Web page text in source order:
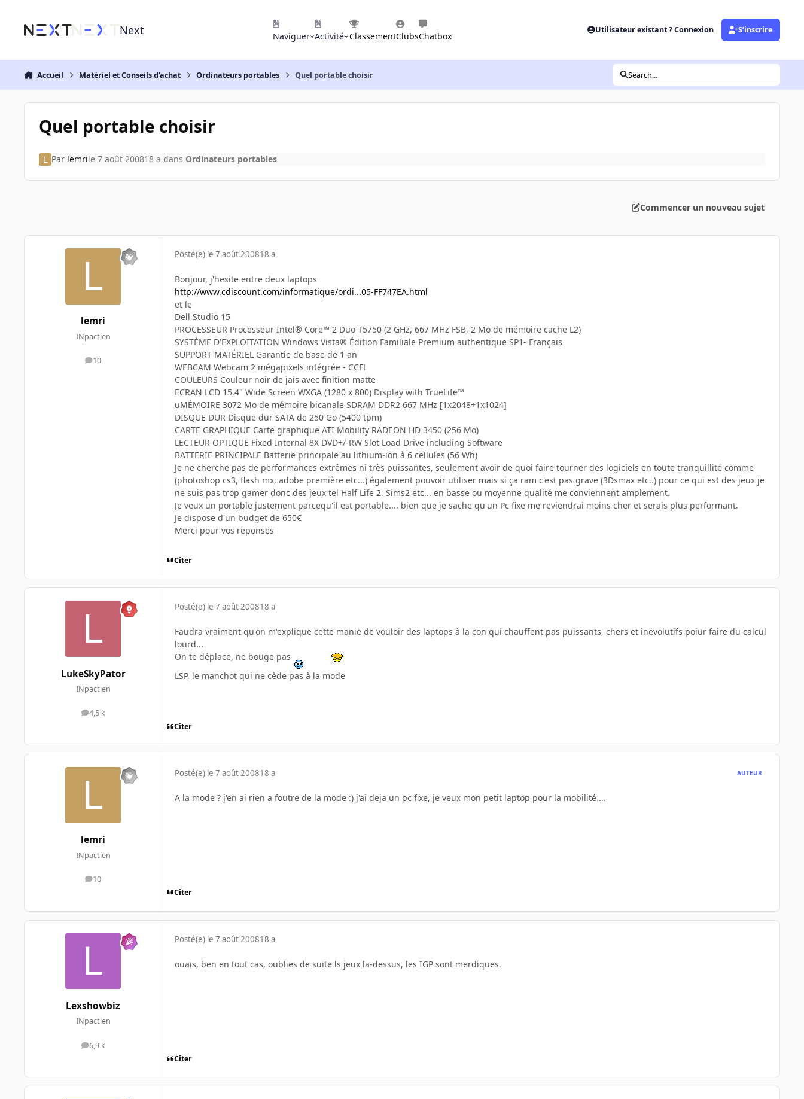
Next Naviguer Activité ClassementClubsChatbox
Utilisateur existant ? Connexion S’inscrire
Accueil Matériel et Conseils d'achat Ordinateurs portables Quel portable choisir Search...
Quel portable choisir
Par lemrile 7 août 200818 a dans Ordinateurs portables
Commencer un nouveau sujet
lemri
INpactien
10
messages
Posté(e) le 7 août 200818 a
Bonjour, j'hesite entre deux laptops
http://www.cdiscount.com/informatique/ordi...05-FF747EA.html
et le
Dell Studio 15
PROCESSEUR Processeur Intel® Core™ 2 Duo T5750 (2 GHz, 667 MHz FSB, 2 Mo de mémoire cache L2)
SYSTÈME D'EXPLOITATION Windows Vista® Édition Familiale Premium authentique SP1- Français
SUPPORT MATÉRIEL Garantie de base de 1 an
WEBCAM Webcam 2 mégapixels intégrée - CCFL
COULEURS Couleur noir de jais avec finition matte
ECRAN LCD 15.4" Wide Screen WXGA (1280 x 800) Display with TrueLife™
uMÉMOIRE 3072 Mo de mémoire bicanale SDRAM DDR2 667 MHz [1x2048+1x1024]
DISQUE DUR Disque dur SATA de 250 Go (5400 tpm)
CARTE GRAPHIQUE Carte graphique ATI Mobility RADEON HD 3450 (256 Mo)
LECTEUR OPTIQUE Fixed Internal 8X DVD+/-RW Slot Load Drive including Software
BATTERIE PRINCIPALE Batterie principale au lithium-ion à 6 cellules (56 Wh)
Je ne cherche pas de performances extrêmes ni très puissantes, seulement avoir de quoi faire tourner des logiciels en toute tranquillité comme
(photoshop cs3, flash mx, adobe première etc...) également pouvoir utiliser mais si ça ram c'est pas grave (3Dsmax etc..) pour ce qui est des jeux je
ne suis pas trop gamer donc des jeux tel Half Life 2, Sims2 etc... en basse ou moyenne qualité me conviennent amplement.
Je veux un portable justement parcequ'il est portable.... bien que je sache qu'un Pc fixe me reviendrai moins cher et serais plus performant.
Je dispose d'un budget de 650€
Merci pour vos reponses
Citer
LukeSkyPator
INpactien
4,5 k
messages
Posté(e) le 7 août 200818 a
Faudra vraiment qu'on m'explique cette manie de vouloir des laptops à la con qui chauffent pas puissants, chers et inévolutifs poiur faire du calcul
lourd...
On te déplace, ne bouge pas
LSP, le manchot qui ne cède pas à la mode
Citer
lemri
INpactien
10
messages
Posté(e) le 7 août 200818 a AUTEUR
A la mode ? j'en ai rien a foutre de la mode :) j'ai deja un pc fixe, je veux mon petit laptop pour la mobilité....
Citer
Lexshowbiz
INpactien
6,9 k
messages
Posté(e) le 7 août 200818 a
ouais, ben en tout cas, oublies de suite ls jeux la-dessus, les IGP sont merdiques.
Citer